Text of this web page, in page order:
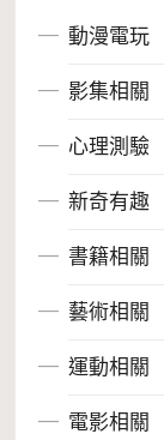
動漫電玩
影集相關
心理測驗
新奇有趣
書籍相關
藝術相關
運動相關
電影相關